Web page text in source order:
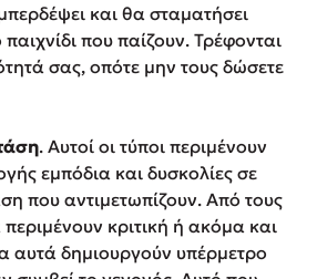
και θα σταματήσει
που παίζουν. Τρέφονται
σας, οπότε μην τους δώσετε
. Αυτοί οι τύποι περιμένουν
εμπόδια και δυσκολίες σε
που αντιμετωπίζουν. Από τους
κριτική ή ακόμα και
αυτά δημιουργούν υπέρμετρο